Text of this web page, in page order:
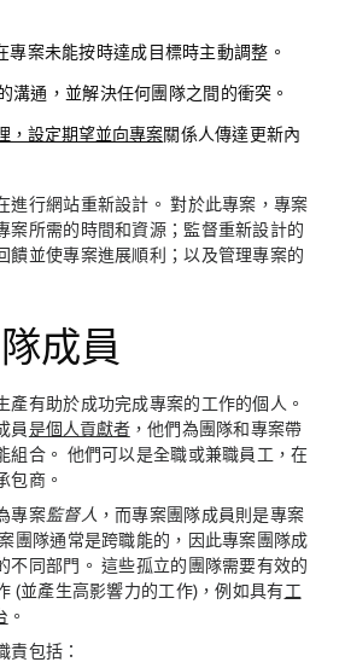
專案未能按時達成目標時主動調整。
溝通，並解決任何團隊之間的衝突。
，設定期望並向專案關係人傳達更新內
進行網站重新設計。 對於此專案，專案
案所需的時間和資源；監督重新設計的
饋並使專案進展順利；以及管理專案的
成員
產有助於成功完成專案的工作的個人。
員是個人貢獻者，他們為團隊和專案帶
組合。 他們可以是全職或兼職員工，在
包商。
專案監督人 ，而專案團隊成員則是專案
團隊通常是跨職能的，因此專案團隊成
不同部門。 這些孤立的團隊需要有效的
(並產生高影響力的工作)，例如具有工
。
責包括：